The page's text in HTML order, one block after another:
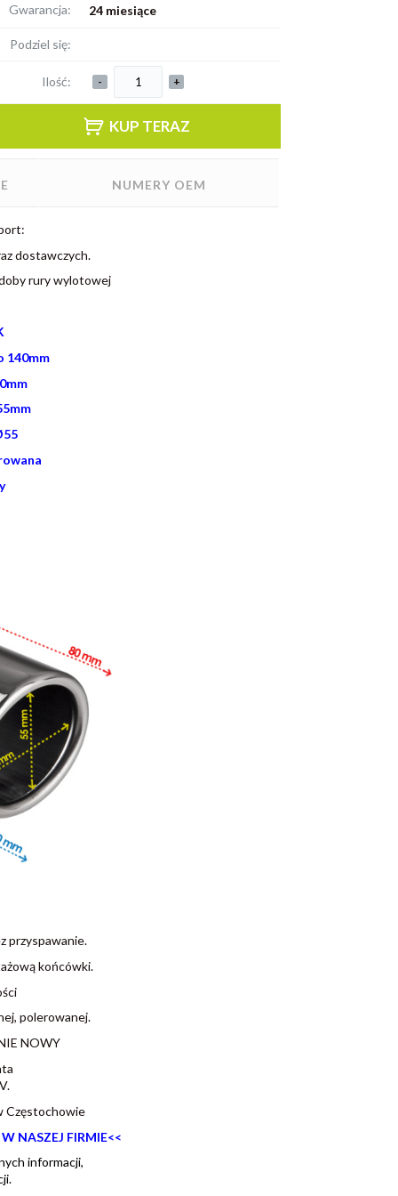
Gwarancja: 24 miesiące
Podziel się:
Ilość: - +
KUP TERAZ
NUMERY OEM
dostawczych.
rury wylotowej
140mm
przyspawanie.
końcówki.
polerowanej.
NOWY
NASZEJ FIRMIE<<
informacji,